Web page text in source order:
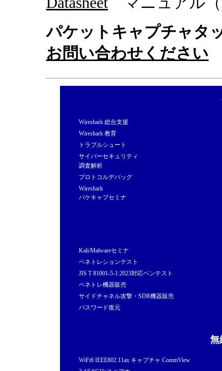
パケットキャプチャタ
お問い合わせください
Wireshark 総合支援
Wireshark 教育
トラブルシュート
サイバーセキュリティ
調査解析
プロトコルデバッグ
Wireshark
パケキャプセミナ
Kali/Malwareセミナ
ペネトレションテスト
JIS T 81001-5-1:2023対応ペンテスト
ペネトレ機器販売
サイドチャネル攻撃・SDR機器販売
パスワード復元
無
WiFi6 IEEE802.11ax キャプチャ CommView